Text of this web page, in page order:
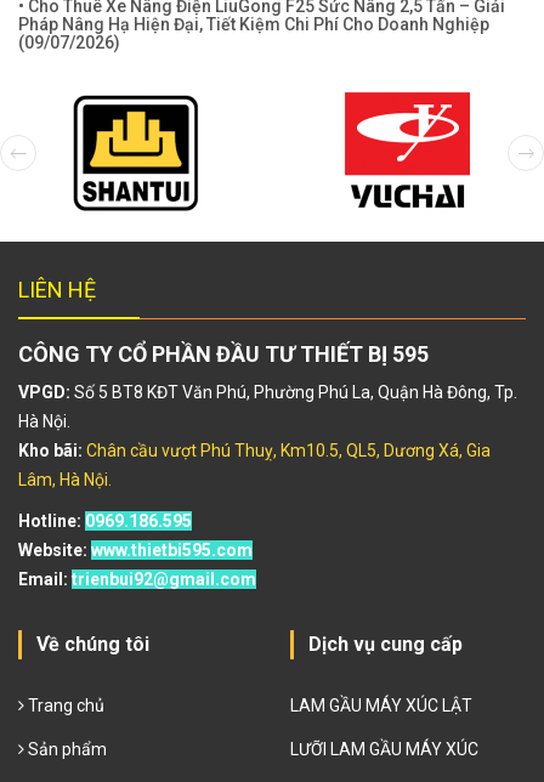
• Cho Thuê Xe Nâng Điện LiuGong F25 Sức Nâng 2,5 Tấn – Giải
Pháp Nâng Hạ Hiện Đại, Tiết Kiệm Chi Phí Cho Doanh Nghiệp
(09/07/2026)
LIÊN HỆ
CÔNG TY CỔ PHẦN ĐẦU TƯ THIẾT BỊ 595
VPGD: Số 5 BT8 KĐT Văn Phú, Phường Phú La, Quận Hà Đông, Tp.
Hà Nội.
Kho bãi: Chân cầu vượt Phú Thuỵ, Km10.5, QL5, Dương Xá, Gia
Lâm, Hà Nội.
Hotline: 0969.186.595
Website: www.thietbi595.com
Email: trienbui92@gmail.com
Về chúng tôi
Trang chủ
Sản phẩm
Dịch vụ cung cấp
LAM GẦU MÁY XÚC LẬT
LƯỠI LAM GẦU MÁY XÚC